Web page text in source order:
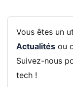
Vous êtes un
Actualitésou
Suivez-nous
tech !